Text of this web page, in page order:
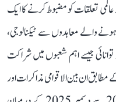
تعلقات کو مضبوط کرنے کا ایک
والے معاہدوں سے ٹیکنالوجی،
جیسے اہم شعبوں میں شراکت
ان بین الاقوامی مذاکرات اور